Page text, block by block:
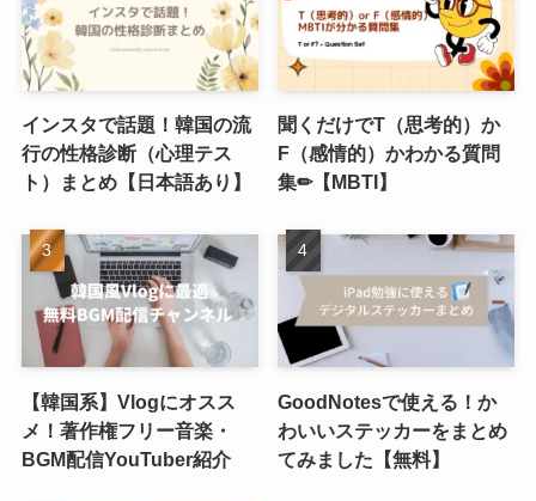
インスタで話題！韓国の流
行の性格診断（心理テス
ト）まとめ【日本語あり】
聞くだけでT（思考的）か
F（感情的）かわかる質問
集✏︎【MBTI】
【韓国系】Vlogにオスス
メ！著作権フリー音楽・
BGM配信YouTuber紹介
GoodNotesで使える！か
わいいステッカーをまとめ
てみました【無料】